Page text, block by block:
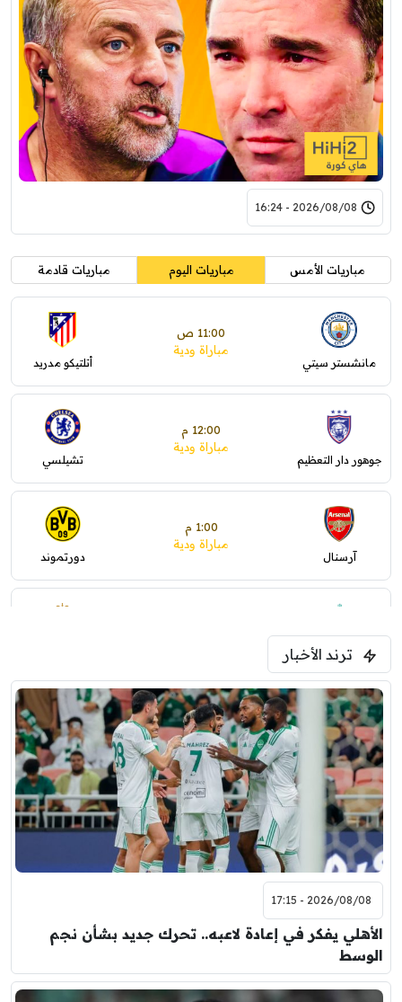
2026/08/08 - 16:24
مباريات الأمس مباريات اليوم مباريات قادمة
مانشستر سيتي
11:00 ص
مباراة ودية
أتلتيكو مدريد
جوهور دار التعظيم
12:00 م
مباراة ودية
تشيلسي
آرسنال
1:00 م
مباراة ودية
دورتموند
ليفربول
ترند الأخبار
2026/08/08 - 17:15
الأهلي يفكر في إعادة لاعبه.. تحرك جديد بشأن نجم
الوسط